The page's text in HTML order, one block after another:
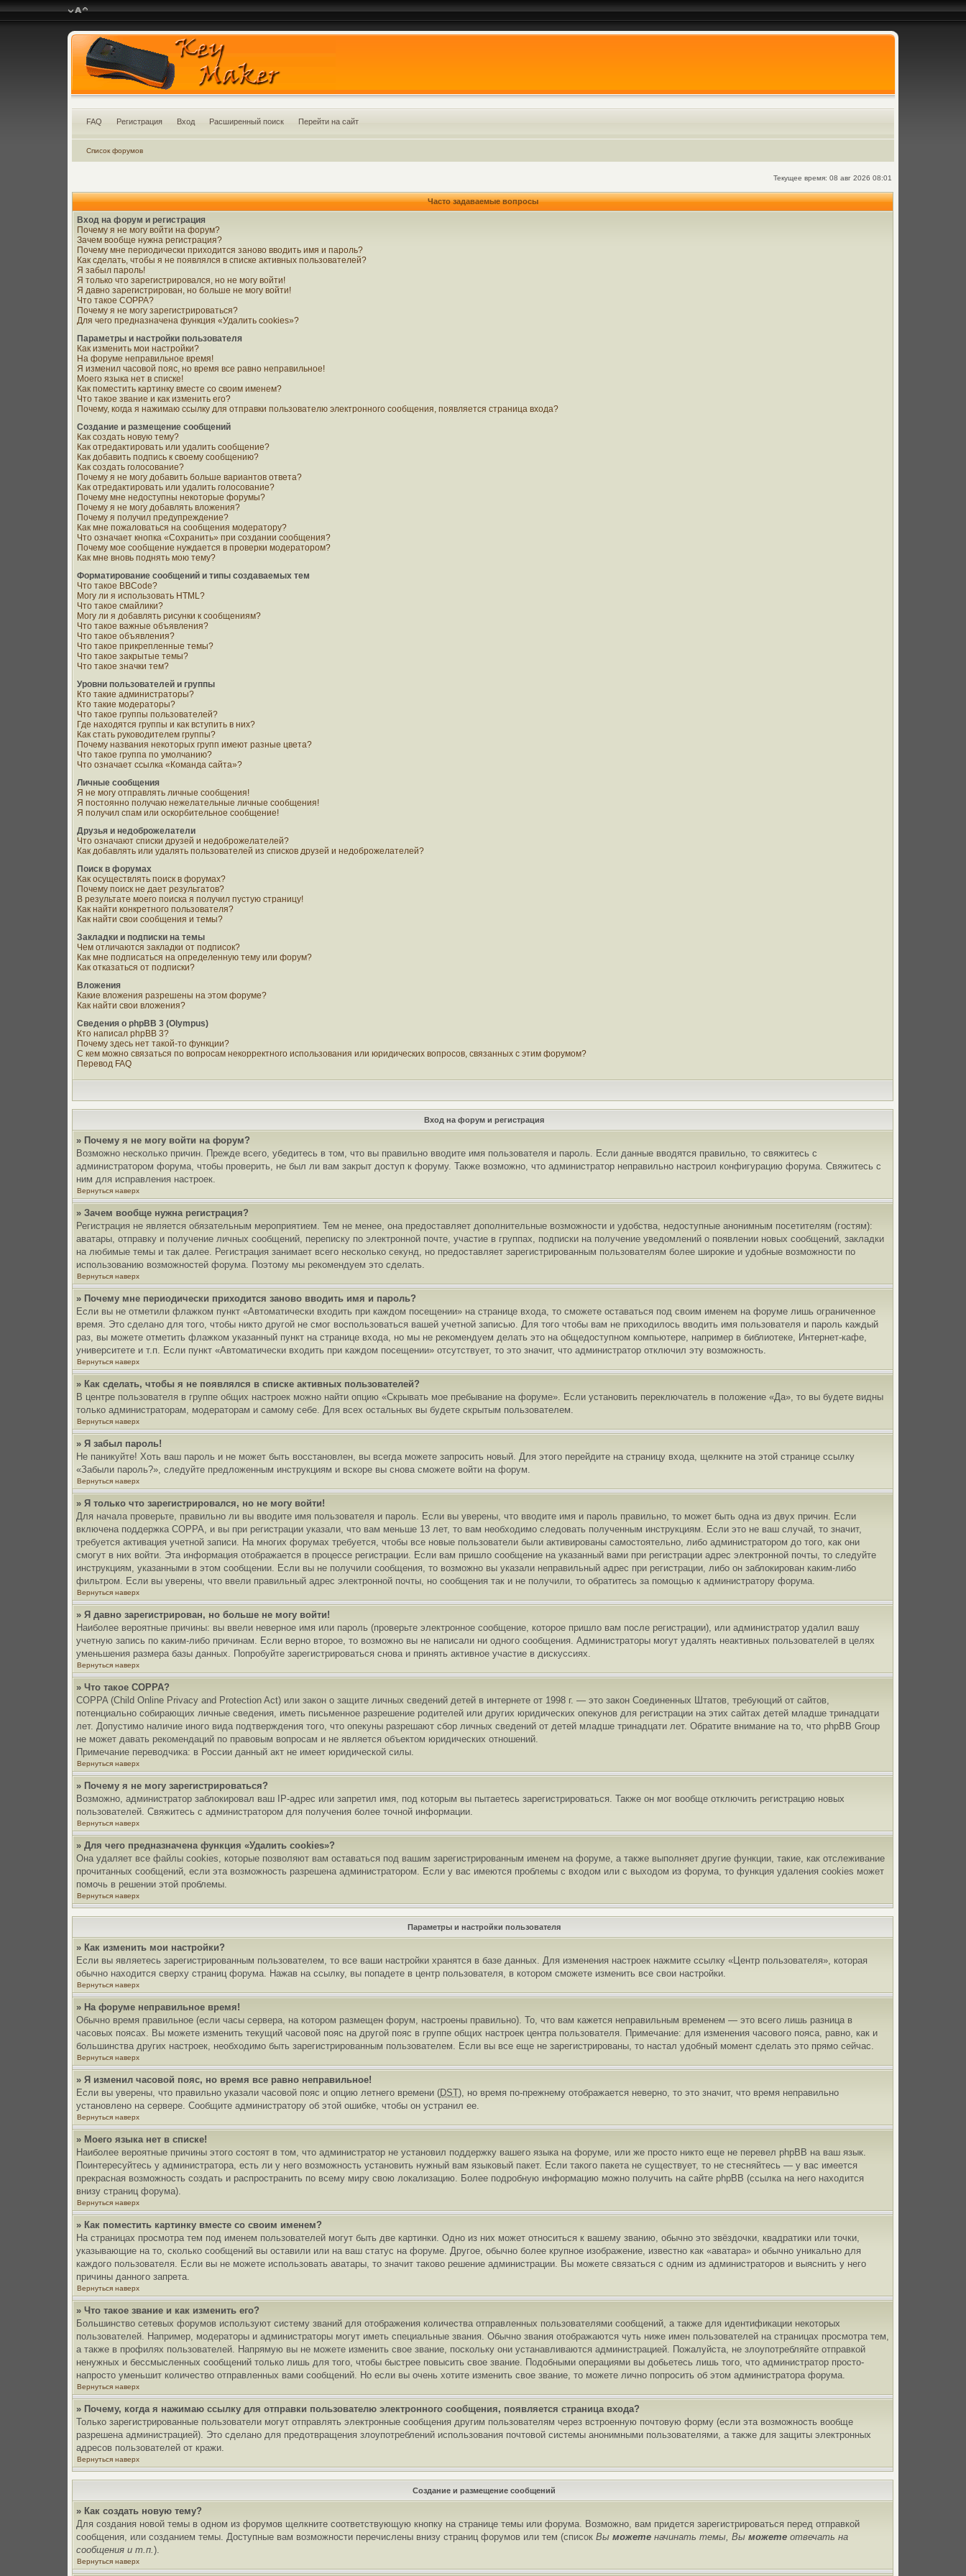
FAQ Регистрация Вход Расширенный поиск Перейти на сайт
Список форумов
Текущее время: 08 авг 2026 08:01
Часто задаваемые вопросы
Вход на форум и регистрация
Почему я не могу войти на форум?
Зачем вообще нужна регистрация?
Почему мне периодически приходится заново вводить имя и пароль?
Как сделать, чтобы я не появлялся в списке активных пользователей?
Я забыл пароль!
Я только что зарегистрировался, но не могу войти!
Я давно зарегистрирован, но больше не могу войти!
Что такое COPPA?
Почему я не могу зарегистрироваться?
Для чего предназначена функция «Удалить cookies»?
Параметры и настройки пользователя
Как изменить мои настройки?
На форуме неправильное время!
Я изменил часовой пояс, но время все равно неправильное!
Моего языка нет в списке!
Как поместить картинку вместе со своим именем?
Что такое звание и как изменить его?
Почему, когда я нажимаю ссылку для отправки пользователю электронного сообщения, появляется страница входа?
Создание и размещение сообщений
Как создать новую тему?
Как отредактировать или удалить сообщение?
Как добавить подпись к своему сообщению?
Как создать голосование?
Почему я не могу добавить больше вариантов ответа?
Как отредактировать или удалить голосование?
Почему мне недоступны некоторые форумы?
Почему я не могу добавлять вложения?
Почему я получил предупреждение?
Как мне пожаловаться на сообщения модератору?
Что означает кнопка «Сохранить» при создании сообщения?
Почему мое сообщение нуждается в проверки модератором?
Как мне вновь поднять мою тему?
Форматирование сообщений и типы создаваемых тем
Что такое BBCode?
Могу ли я использовать HTML?
Что такое смайлики?
Могу ли я добавлять рисунки к сообщениям?
Что такое важные объявления?
Что такое объявления?
Что такое прикрепленные темы?
Что такое закрытые темы?
Что такое значки тем?
Уровни пользователей и группы
Кто такие администраторы?
Кто такие модераторы?
Что такое группы пользователей?
Где находятся группы и как вступить в них?
Как стать руководителем группы?
Почему названия некоторых групп имеют разные цвета?
Что такое группа по умолчанию?
Что означает ссылка «Команда сайта»?
Личные сообщения
Я не могу отправлять личные сообщения!
Я постоянно получаю нежелательные личные сообщения!
Я получил спам или оскорбительное сообщение!
Друзья и недоброжелатели
Что означают списки друзей и недоброжелателей?
Как добавлять или удалять пользователей из списков друзей и недоброжелателей?
Поиск в форумах
Как осуществлять поиск в форумах?
Почему поиск не дает результатов?
В результате моего поиска я получил пустую страницу!
Как найти конкретного пользователя?
Как найти свои сообщения и темы?
Закладки и подписки на темы
Чем отличаются закладки от подписок?
Как мне подписаться на определенную тему или форум?
Как отказаться от подписки?
Вложения
Какие вложения разрешены на этом форуме?
Как найти свои вложения?
Сведения о phpBB 3 (Olympus)
Кто написал phpBB 3?
Почему здесь нет такой-то функции?
С кем можно связаться по вопросам некорректного использования или юридических вопросов, связанных с этим форумом?
Перевод FAQ
Вход на форум и регистрация
» Почему я не могу войти на форум?
Возможно несколько причин. Прежде всего, убедитесь в том, что вы правильно вводите имя пользователя и пароль. Если данные вводятся правильно, то свяжитесь с
администратором форума, чтобы проверить, не был ли вам закрыт доступ к форуму. Также возможно, что администратор неправильно настроил конфигурацию форума. Свяжитесь с
ним для исправления настроек.
Вернуться наверх
» Зачем вообще нужна регистрация?
Регистрация не является обязательным мероприятием. Тем не менее, она предоставляет дополнительные возможности и удобства, недоступные анонимным посетителям (гостям):
аватары, отправку и получение личных сообщений, переписку по электронной почте, участие в группах, подписки на получение уведомлений о появлении новых сообщений, закладки
на любимые темы и так далее. Регистрация занимает всего несколько секунд, но предоставляет зарегистрированным пользователям более широкие и удобные возможности по
использованию возможностей форума. Поэтому мы рекомендуем это сделать.
Вернуться наверх
» Почему мне периодически приходится заново вводить имя и пароль?
Если вы не отметили флажком пункт «Автоматически входить при каждом посещении» на странице входа, то сможете оставаться под своим именем на форуме лишь ограниченное
время. Это сделано для того, чтобы никто другой не смог воспользоваться вашей учетной записью. Для того чтобы вам не приходилось вводить имя пользователя и пароль каждый
раз, вы можете отметить флажком указанный пункт на странице входа, но мы не рекомендуем делать это на общедоступном компьютере, например в библиотеке, Интернет-кафе,
университете и т.п. Если пункт «Автоматически входить при каждом посещении» отсутствует, то это значит, что администратор отключил эту возможность.
Вернуться наверх
» Как сделать, чтобы я не появлялся в списке активных пользователей?
В центре пользователя в группе общих настроек можно найти опцию «Скрывать мое пребывание на форуме». Если установить переключатель в положение «Да», то вы будете видны
только администраторам, модераторам и самому себе. Для всех остальных вы будете скрытым пользователем.
Вернуться наверх
» Я забыл пароль!
Не паникуйте! Хоть ваш пароль и не может быть восстановлен, вы всегда можете запросить новый. Для этого перейдите на страницу входа, щелкните на этой странице ссылку
«Забыли пароль?», следуйте предложенным инструкциям и вскоре вы снова сможете войти на форум.
Вернуться наверх
» Я только что зарегистрировался, но не могу войти!
Для начала проверьте, правильно ли вы вводите имя пользователя и пароль. Если вы уверены, что вводите имя и пароль правильно, то может быть одна из двух причин. Если
включена поддержка COPPA, и вы при регистрации указали, что вам меньше 13 лет, то вам необходимо следовать полученным инструкциям. Если это не ваш случай, то значит,
требуется активация учетной записи. На многих форумах требуется, чтобы все новые пользователи были активированы самостоятельно, либо администратором до того, как они
смогут в них войти. Эта информация отображается в процессе регистрации. Если вам пришло сообщение на указанный вами при регистрации адрес электронной почты, то следуйте
инструкциям, указанными в этом сообщении. Если вы не получили сообщения, то возможно вы указали неправильный адрес при регистрации, либо он заблокирован каким-либо
фильтром. Если вы уверены, что ввели правильный адрес электронной почты, но сообщения так и не получили, то обратитесь за помощью к администратору форума.
Вернуться наверх
» Я давно зарегистрирован, но больше не могу войти!
Наиболее вероятные причины: вы ввели неверное имя или пароль (проверьте электронное сообщение, которое пришло вам после регистрации), или администратор удалил вашу
учетную запись по каким-либо причинам. Если верно второе, то возможно вы не написали ни одного сообщения. Администраторы могут удалять неактивных пользователей в целях
уменьшения размера базы данных. Попробуйте зарегистрироваться снова и принять активное участие в дискуссиях.
Вернуться наверх
» Что такое COPPA?
COPPA (Child Online Privacy and Protection Act) или закон о защите личных сведений детей в интернете от 1998 г. — это закон Соединенных Штатов, требующий от сайтов,
потенциально собирающих личные сведения, иметь письменное разрешение родителей или других юридических опекунов для регистрации на этих сайтах детей младше тринадцати
лет. Допустимо наличие иного вида подтверждения того, что опекуны разрешают сбор личных сведений от детей младше тринадцати лет. Обратите внимание на то, что phpBB Group
не может давать рекомендаций по правовым вопросам и не является объектом юридических отношений.
Примечание переводчика: в России данный акт не имеет юридической силы.
Вернуться наверх
» Почему я не могу зарегистрироваться?
Возможно, администратор заблокировал ваш IP-адрес или запретил имя, под которым вы пытаетесь зарегистрироваться. Также он мог вообще отключить регистрацию новых
пользователей. Свяжитесь с администратором для получения более точной информации.
Вернуться наверх
» Для чего предназначена функция «Удалить cookies»?
Она удаляет все файлы cookies, которые позволяют вам оставаться под вашим зарегистрированным именем на форуме, а также выполняет другие функции, такие, как отслеживание
прочитанных сообщений, если эта возможность разрешена администратором. Если у вас имеются проблемы с входом или с выходом из форума, то функция удаления cookies может
помочь в решении этой проблемы.
Вернуться наверх
Параметры и настройки пользователя
» Как изменить мои настройки?
Если вы являетесь зарегистрированным пользователем, то все ваши настройки хранятся в базе данных. Для изменения настроек нажмите ссылку «Центр пользователя», которая
обычно находится сверху страниц форума. Нажав на ссылку, вы попадете в центр пользователя, в котором сможете изменить все свои настройки.
Вернуться наверх
» На форуме неправильное время!
Обычно время правильное (если часы сервера, на котором размещен форум, настроены правильно). То, что вам кажется неправильным временем — это всего лишь разница в
часовых поясах. Вы можете изменить текущий часовой пояс на другой пояс в группе общих настроек центра пользователя. Примечание: для изменения часового пояса, равно, как и
большинства других настроек, необходимо быть зарегистрированным пользователем. Если вы все еще не зарегистрированы, то настал удобный момент сделать это прямо сейчас.
Вернуться наверх
» Я изменил часовой пояс, но время все равно неправильное!
Если вы уверены, что правильно указали часовой пояс и опцию летнего времени (DST), но время по-прежнему отображается неверно, то это значит, что время неправильно
установлено на сервере. Сообщите администратору об этой ошибке, чтобы он устранил ее.
Вернуться наверх
» Моего языка нет в списке!
Наиболее вероятные причины этого состоят в том, что администратор не установил поддержку вашего языка на форуме, или же просто никто еще не перевел phpBB на ваш язык.
Поинтересуйтесь у администратора, есть ли у него возможность установить нужный вам языковый пакет. Если такого пакета не существует, то не стесняйтесь — у вас имеется
прекрасная возможность создать и распространить по всему миру свою локализацию. Более подробную информацию можно получить на сайте phpBB (ссылка на него находится
внизу страниц форума).
Вернуться наверх
» Как поместить картинку вместе со своим именем?
На страницах просмотра тем под именем пользователей могут быть две картинки. Одно из них может относиться к вашему званию, обычно это звёздочки, квадратики или точки,
указывающие на то, сколько сообщений вы оставили или на ваш статус на форуме. Другое, обычно более крупное изображение, известно как «аватара» и обычно уникально для
каждого пользователя. Если вы не можете использовать аватары, то значит таково решение администрации. Вы можете связаться с одним из администраторов и выяснить у него
причины данного запрета.
Вернуться наверх
» Что такое звание и как изменить его?
Большинство сетевых форумов используют систему званий для отображения количества отправленных пользователями сообщений, а также для идентификации некоторых
пользователей. Например, модераторы и администраторы могут иметь специальные звания. Обычно звания отображаются чуть ниже имен пользователей на страницах просмотра тем,
а также в профилях пользователей. Напрямую вы не можете изменить свое звание, поскольку они устанавливаются администрацией. Пожалуйста, не злоупотребляйте отправкой
ненужных и бессмысленных сообщений только лишь для того, чтобы быстрее повысить свое звание. Подобными операциями вы добьетесь лишь того, что администратор просто-
напросто уменьшит количество отправленных вами сообщений. Но если вы очень хотите изменить свое звание, то можете лично попросить об этом администратора форума.
Вернуться наверх
» Почему, когда я нажимаю ссылку для отправки пользователю электронного сообщения, появляется страница входа?
Только зарегистрированные пользователи могут отправлять электронные сообщения другим пользователям через встроенную почтовую форму (если эта возможность вообще
разрешена администрацией). Это сделано для предотвращения злоупотреблений использования почтовой системы анонимными пользователями, а также для защиты электронных
адресов пользователей от кражи.
Вернуться наверх
Создание и размещение сообщений
» Как создать новую тему?
Для создания новой темы в одном из форумов щелкните соответствующую кнопку на странице темы или форума. Возможно, вам придется зарегистрироваться перед отправкой
сообщения, или созданием темы. Доступные вам возможности перечислены внизу страниц форумов или тем (списокВыможете начинать темы, Выможете отвечать на
сообщения и т.п.).
Вернуться наверх